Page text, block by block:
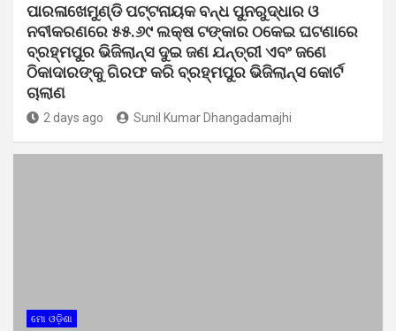
ପାରଳାଖେମୁଣ୍ଡି ପଟ୍ଟନାୟକ ବନ୍ଧ ପୁନରୁଦ୍ଧାର ଓ
ନବୀକରଣରେ ୫୫.୬୯ ଲକ୍ଷ ଟଙ୍କାର ଠକେଇ ଘଟଣାରେ
ବ୍ରହ୍ମପୁର ଭିଜିଲାନ୍ସ ଦୁଇ ଜଣ ଯନ୍ତ୍ରୀ ଏବଂ ଜଣେ
ଠିକାଦାରଙ୍କୁ ଗିରଫ କରି ବ୍ରହ୍ମପୁର ଭିଜିଲାନ୍ସ କୋର୍ଟ
ଚାଲାଣ
2 days ago Sunil Kumar Dhangadamajhi
ମୋ ଓଡ଼ିଶା